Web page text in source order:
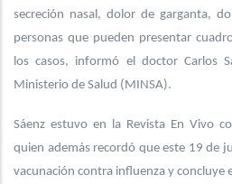
secreción nasal, dolor de garganta,
personas que pueden presentar
los casos, informó el doctor Carlos
Ministerio de Salud (MINSA).
Sáenz estuvo en la Revista En Vivo
quien además recordó que este 19 de
vacunación contra influenza y concluye